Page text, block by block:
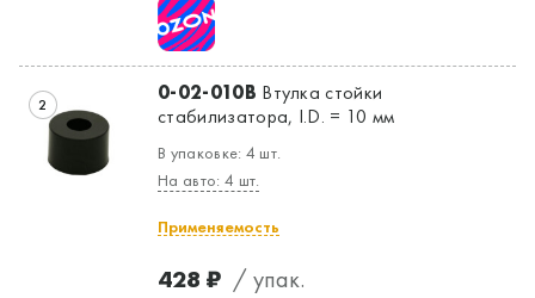
2 0-02-010B Втулка стойки
стабилизатора, I.D. = 10 мм
В упаковке: 4 шт.
На авто: 4 шт.
Применяемость
428 ₽ / упак.